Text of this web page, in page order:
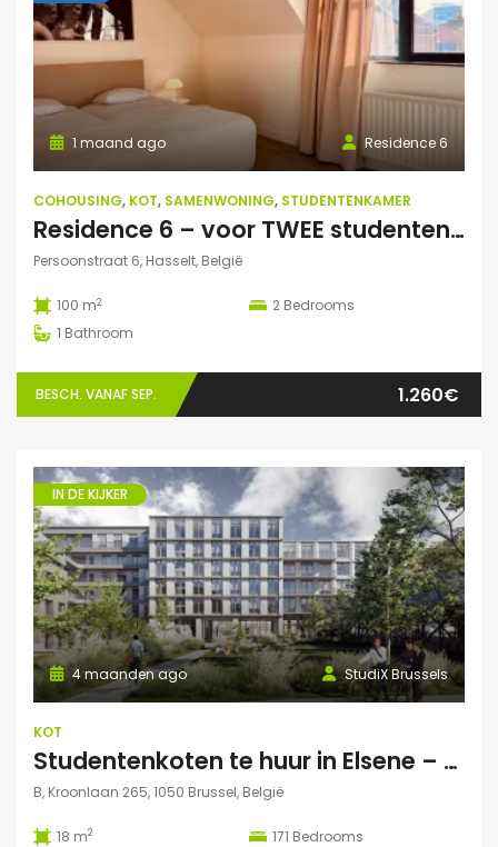
Residence 6
1 maand ago
COHOUSING, KOT, SAMENWONING, STUDENTENKAMER
Residence 6 – voor TWEE studenten: Exclusieve studentenduplex
Persoonstraat 6, Hasselt, België
100 m2 2 Bedrooms
1 Bathroom
BESCH. VANAF SEP. 1.260€
IN DE KIJKER
StudiX Brussels
4 maanden ago
KOT
Studentenkoten te huur in Elsene – Residentie StudiX
B, Kroonlaan 265, 1050 Brussel, België
18 m2 171 Bedrooms